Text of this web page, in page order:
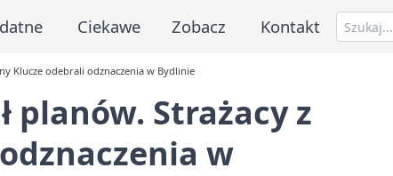
Ciekawe Zobacz Kontakt
Klucze odebrali odznaczenia w Bydlinie
planów. Strażacy z
w